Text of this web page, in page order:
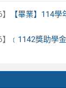
【畢業】114
﹝1142獎助學